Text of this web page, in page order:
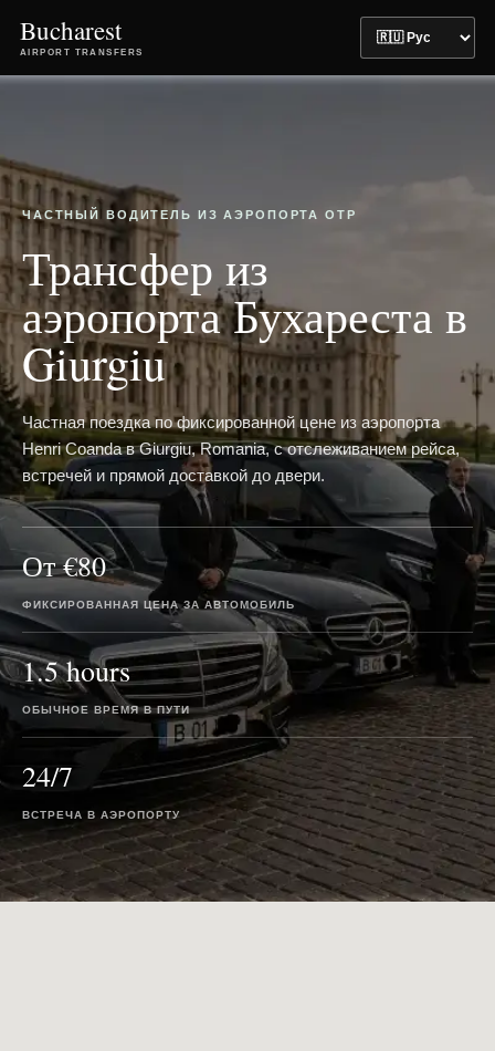
Bucharest
AIRPORT TRANSFERS
ЧАСТНЫЙ ВОДИТЕЛЬ ИЗ АЭРОПОРТА OTP
Трансфер из
аэропорта Бухареста в
Giurgiu
Частная поездка по фиксированной цене из аэропорта
Henri Coanda в Giurgiu, Romania, с отслеживанием рейса,
встречей и прямой доставкой до двери.
От €80
ФИКСИРОВАННАЯ ЦЕНА ЗА АВТОМОБИЛЬ
1.5 hours
ОБЫЧНОЕ ВРЕМЯ В ПУТИ
24/7
ВСТРЕЧА В АЭРОПОРТУ